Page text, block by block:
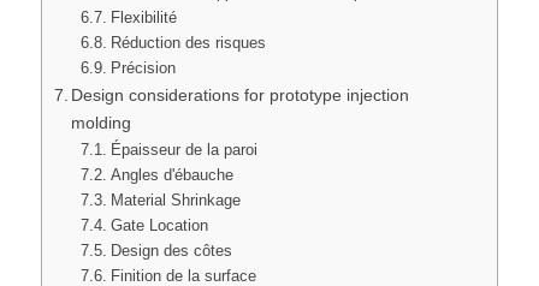
Flexibilité
Réduction des risques
Précision
Design considerations for prototype injection
molding
Épaisseur de la paroi
Angles d'ébauche
Material Shrinkage
Gate Location
Design des côtes
Finition de la surface